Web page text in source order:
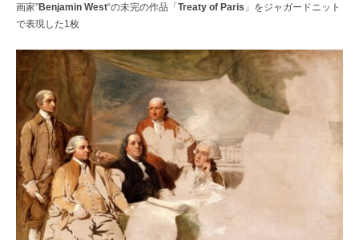
画家”Benjamin West“の未完の作品「Treaty of Paris 」をジャガードニット
で表現した1枚